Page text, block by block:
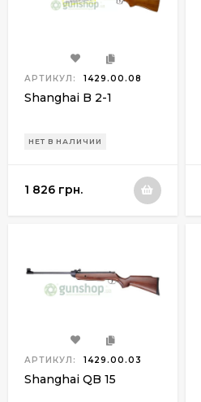
АРТИКУЛ: 1429.00.08
Shanghai B 2-1
НЕТ В НАЛИЧИИ
1 826 грн.
АРТИКУЛ: 1429.00.03
Shanghai QB 15